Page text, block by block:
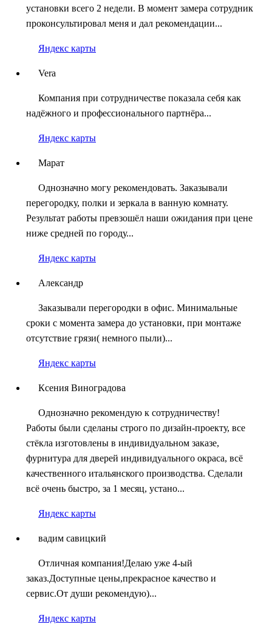
установки всего 2 недели. В момент замера сотрудник
проконсультировал меня и дал рекомендации...
Яндекс карты
Vera
Компания при сотрудничестве показала себя как
надёжного и профессионального партнёра...
Яндекс карты
Марат
Однозначно могу рекомендовать. Заказывали
перегородку, полки и зеркала в ванную комнату.
Результат работы превзошёл наши ожидания при цене
ниже средней по городу...
Яндекс карты
Александр
Заказывали перегородки в офис. Минимальные
сроки с момента замера до установки, при монтаже
отсутствие грязи( немного пыли)...
Яндекс карты
Ксения Виноградова
Однозначно рекомендую к сотрудничеству!
Работы были сделаны строго по дизайн-проекту, все
стёкла изготовлены в индивидуальном заказе,
фурнитура для дверей индивидуального окраса, всё
качественного итальянского производства. Сделали
всё очень быстро, за 1 месяц, устано...
Яндекс карты
вадим савицкий
Отличная компания!Делаю уже 4-ый
заказ.Доступные цены,прекрасное качество и
сервис.От души рекомендую)...
Яндекс карты